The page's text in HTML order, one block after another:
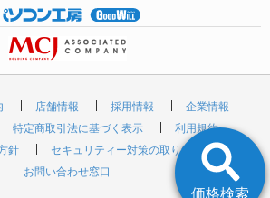
価格検索
店舗情報 採用情報
企業情報
特定商取引法に基づく表示
利用規約
針
セキュリティー対策の取り組み
お問い合わせ窓口